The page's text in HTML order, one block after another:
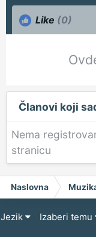
Like (0)
Članovi koji
Nema
stranicu
Naslovna
Jezik Izaberi temu